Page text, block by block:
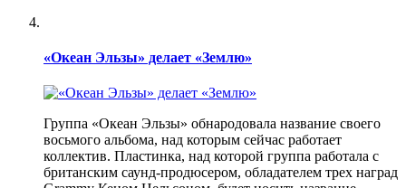
«Океан Эльзы» делает «Землю»
Группа «Океан Эльзы» обнародовала название своего
восьмого альбома, над которым сейчас работает
коллектив. Пластинка, над которой группа работала с
британским саунд-продюсером, обладателем трех наград